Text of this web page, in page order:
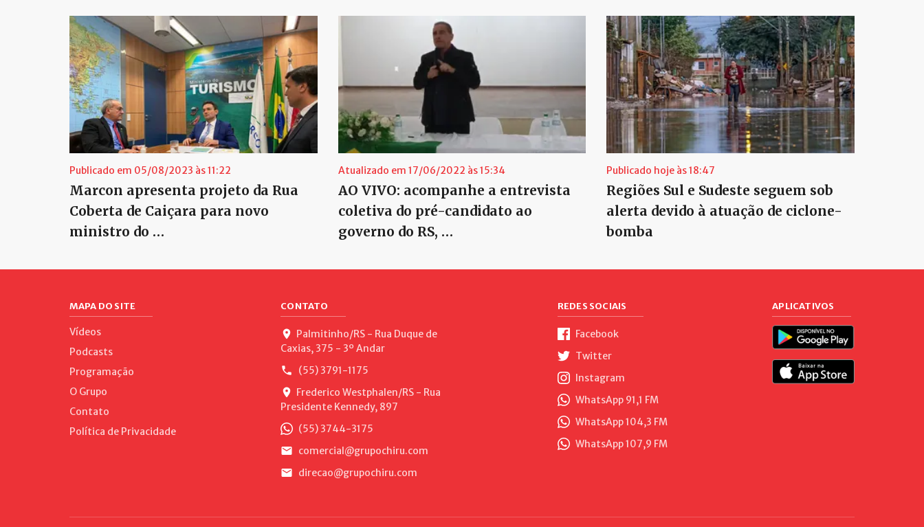
Publicado em 05/08/2023 às 11:22
Marcon apresenta projeto da Rua
Coberta de Caiçara para novo
ministro do …
Atualizado em 17/06/2022 às 15:34
AO VIVO: acompanhe a entrevista
coletiva do pré-candidato ao
governo do RS, …
Publicado hoje às 18:47
Regiões Sul e Sudeste seguem sob
alerta devido à atuação de ciclone-
bomba
MAPA DO SITE
Vídeos
Podcasts
Programação
O Grupo
Contato
Política de Privacidade
CONTATO
Palmitinho/RS - Rua Duque de
Caxias, 375 - 3º Andar
(55) 3791-1175
Frederico Westphalen/RS - Rua
Presidente Kennedy, 897
(55) 3744-3175
comercial@grupochiru.com
direcao@grupochiru.com
REDES SOCIAIS
Facebook
Twitter
Instagram
WhatsApp 91,1 FM
WhatsApp 104,3 FM
WhatsApp 107,9 FM
APLICATIVOS